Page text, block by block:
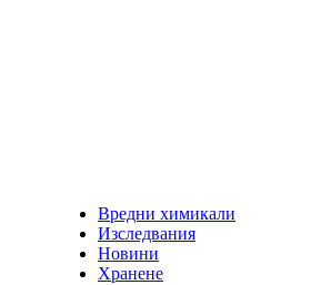
Вредни химикали
Изследвания
Новини
Хранене